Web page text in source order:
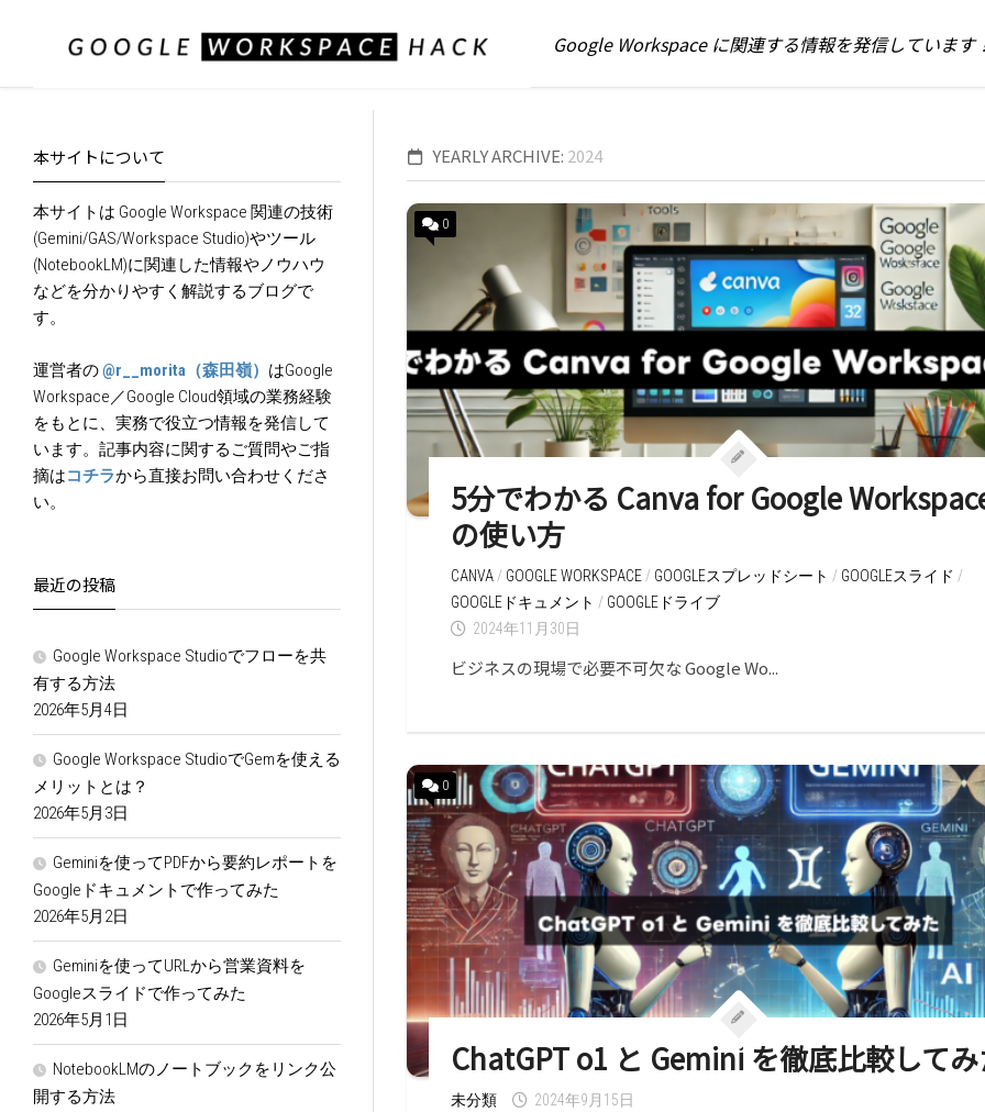
Google Workspace に関連する情報を発信しています
YEARLY ARCHIVE: 2024
0
5分でわかる Canva for Google
の使い方
CANVA / GOOGLE WORKSPACE / GOOGLEスプレッドシート / GOOGLEスライド /
GOOGLEドキュメント / GOOGLEドライブ
2024年11月30日
ビジネスの現場で必要不可欠な Google Wo...
0
ChatGPT o1 と Gemini を徹底比較して
未分類 2024年9月15日
本サイトについて
本サイトは Google Workspace 関連の技術
(Gemini/GAS/Workspace Studio)やツール
(NotebookLM)に関連した情報やノウハウ
などを分かりやすく解説するブログで
す。
運営者の@r__morita（森田嶺） はGoogle
Workspace／Google Cloud領域の業務経験
をもとに、実務で役立つ情報を発信して
います。記事内容に関するご質問やご指
摘はコチラから直接お問い合わせくださ
い。
最近の投稿
Google Workspace Studioでフローを共
有する方法
2026年5月4日
Google Workspace StudioでGemを使える
メリットとは？
2026年5月3日
Geminiを使ってPDFから要約レポートを
Googleドキュメントで作ってみた
2026年5月2日
Geminiを使ってURLから営業資料を
Googleスライドで作ってみた
2026年5月1日
NotebookLMのノートブックをリンク公
開する方法